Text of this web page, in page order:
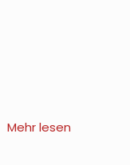
Mehr lesen